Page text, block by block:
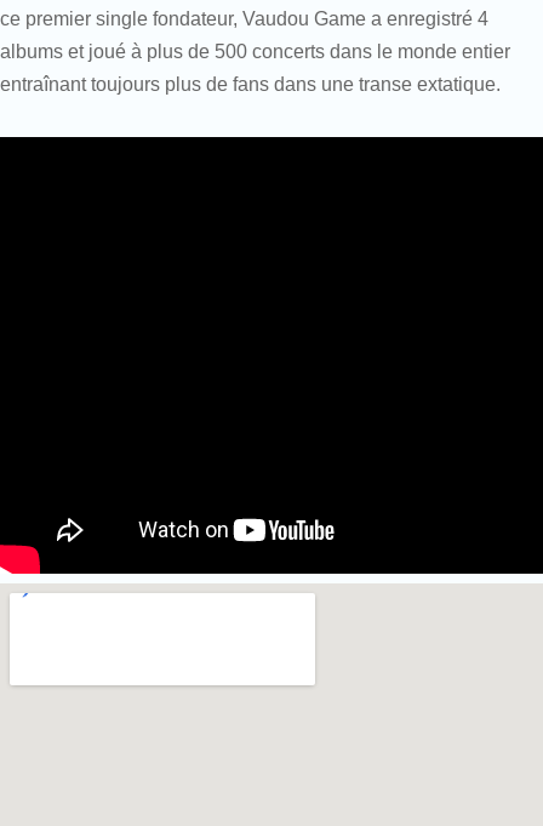
ce premier single fondateur, Vaudou Game a enregistré 4
albums et joué à plus de 500 concerts dans le monde entier
entraînant toujours plus de fans dans une transe extatique.